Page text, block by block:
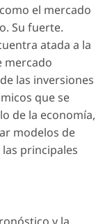
el mercado
Su fuerte.
atada a la
mercado
las inversiones
que se
de la economía,
modelos de
principales